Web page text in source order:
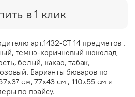
в 1 клик
арт.1432-CT 14 предметов .
темно-коричневый шоколад,
белый, какао, табак,
Варианты бюваров по
см, 77х43 см , 110х55 см и
по прайсу.